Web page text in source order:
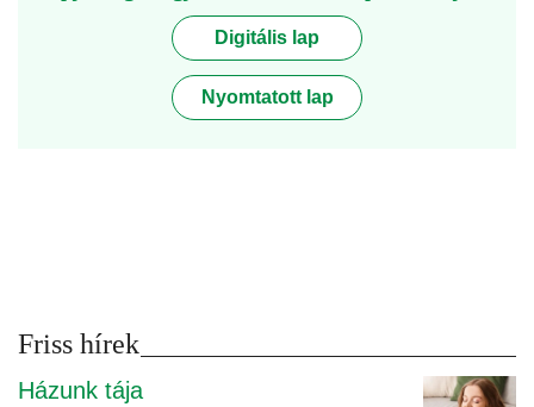
Digitális lap
Nyomtatott lap
Friss hírek
Házunk tája